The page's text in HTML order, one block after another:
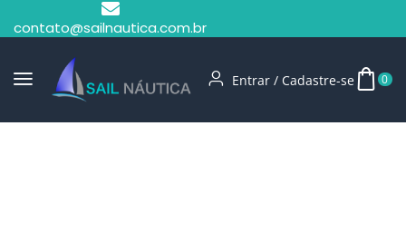
contato@sailnautica.com.br
Entrar / Cadastre-se 0